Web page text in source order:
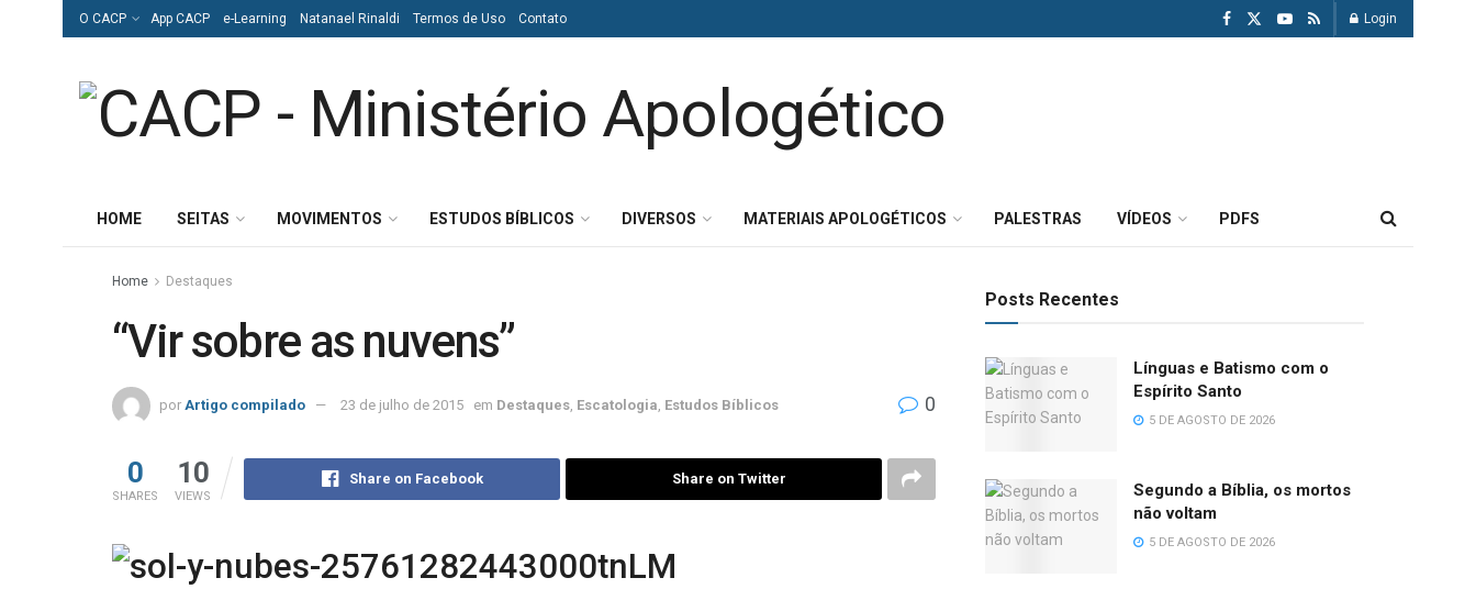
O CACP App CACP e-Learning Natanael Rinaldi Termos de Uso Contato Login
HOME SEITAS MOVIMENTOS ESTUDOS BÍBLICOS DIVERSOS MATERIAIS APOLOGÉTICOS PALESTRAS VÍDEOS PDFS
Home Destaques
“Vir sobre as nuvens”
por Artigo compilado 23 de julho de 2015 em Destaques Escatologia Estudos Bíblicos 0
0
SHARES
10
VIEWS
Share on Facebook Share on Twitter
Posts Recentes
Línguas e Batismo com o
Espírito Santo
5 DE AGOSTO DE 2026
Segundo a Bíblia, os mortos
não voltam
5 DE AGOSTO DE 2026